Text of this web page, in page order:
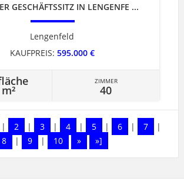
GESCHÄFTSSITZ IN LENGENFE ...
Lengenfeld
KAUFPREIS: 595.000 €
ZIMMER
40
| 2 | 3 | 4 | 5 | 6 | 7
|
8
| 9 | 10 » »]